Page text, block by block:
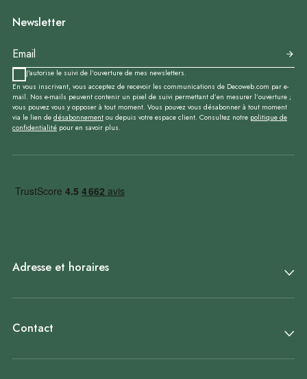
Newsletter
J'autorise le suivi de l'ouverture de mes newsletters.
En vous inscrivant, vous acceptez de recevoir les communications de Decoweb.com par e-
mail. Nos e-mails peuvent contenir un pixel de suivi permettant d’en mesurer l’ouverture ;
vous pouvez vous y opposer à tout moment. Vous pouvez vous désabonner à tout moment
via le lien de désabonnement ou depuis votre espace client. Consultez notre politique de
confidentialité pour en savoir plus.
Adresse et horaires
Contact